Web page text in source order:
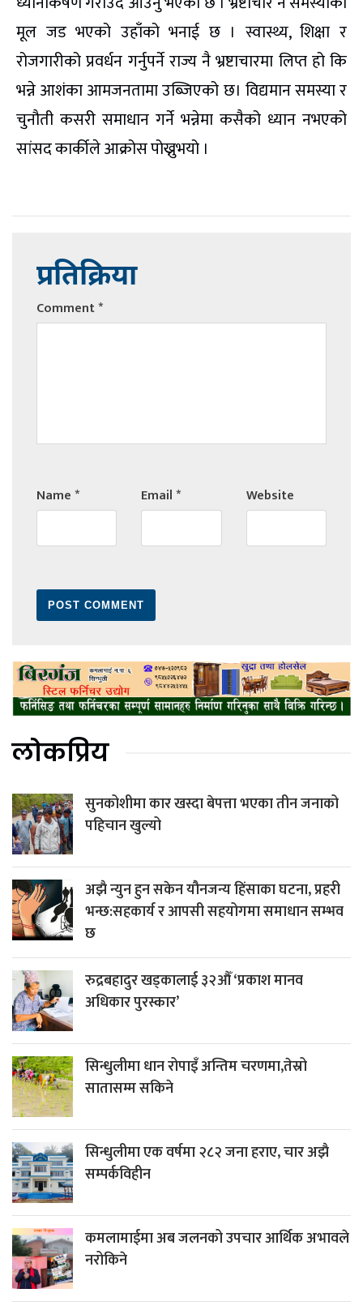
मूल जड भएको उहाँको भनाई छ । स्वास्थ्य, शिक्षा र
रोजगारीको प्रवर्धन गर्नुपर्ने राज्य नै भ्रष्टाचारमा लिप्त हो कि
भन्ने आशंका आमजनतामा उब्जिएको छ। विद्यमान समस्या र
चुनौती कसरी समाधान गर्ने भन्नेमा कसैको ध्यान नभएको
सांसद कार्कीले आक्रोस पोख्नुभयो ।
प्रतिक्रिया
Comment*
Name* Email* Website
लोकप्रिय
सुनकोशीमा कार खस्दा बेपत्ता भएका तीन जनाको
पहिचान खुल्यो
अझै न्युन हुन सकेन यौनजन्य हिंसाका घटना, प्रहरी
भन्छ:सहकार्य र आपसी सहयोगमा समाधान सम्भव
छ
रुद्रबहादुर खड्कालाई ३२औँ ‘प्रकाश मानव
अधिकार पुरस्कार’
सिन्धुलीमा धान रोपाइँ अन्तिम चरणमा,तेस्रो
सातासम्म सकिने
सिन्धुलीमा एक वर्षमा २८२ जना हराए, चार अझै
सम्पर्कविहीन
कमलामाईमा अब जलनको उपचार आर्थिक अभावले
नरोकिने